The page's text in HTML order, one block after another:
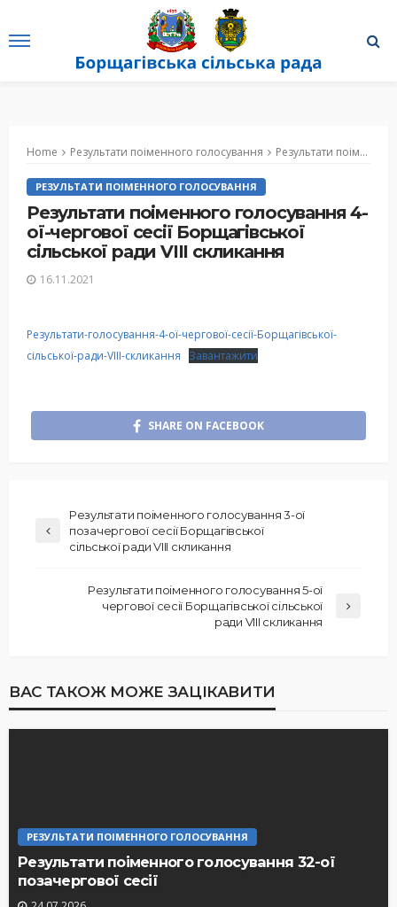
Home Результати поіменного голосування Результати поіменного голосування 4-ої-чергової сесії Борщагівської сільської ради VIII скликання
РЕЗУЛЬТАТИ ПОІМЕННОГО ГОЛОСУВАННЯ
Результати поіменного голосування 4-
ої-чергової сесії Борщагівської
сільської ради VIII скликання
16.11.2021
Результати-голосування-4-ої-чергової-сесії-Борщагівської-
сільської-ради-VIII-скликання
Завантажити
SHARE ON FACEBOOK
Результати поіменного голосування 3-ої
позачергової сесії Борщагівської
сільської ради VIII скликання
Результати поіменного голосування 5-ої
чергової сесії Борщагівської сільської
ради VIII скликання
ВАС ТАКОЖ МОЖЕ ЗАЦІКАВИТИ
РЕЗУЛЬТАТИ ПОІМЕННОГО ГОЛОСУВАННЯ
Результати поіменного голосування 32-ої
позачергової сесії